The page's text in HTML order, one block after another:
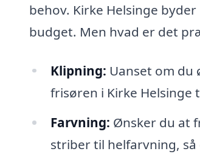
behov. Kirke Helsinge
budget. Men hvad er det
Klipning: Uanset om du
frisøren i Kirke Helsinge
Farvning: Ønsker du at
striber til helfarvning,